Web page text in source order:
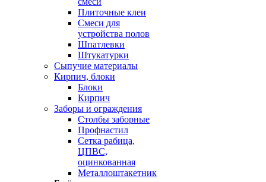
Плиточные клеи
Смеси для
устройства полов
Шпатлевки
Штукатурки
Сыпучие материалы
Кирпич, блоки
Блоки
Кирпич
Заборы и ограждения
Столбы заборные
Профнастил
Сетка рабица,
ЦПВС,
оцинкованная
Металлоштакетник